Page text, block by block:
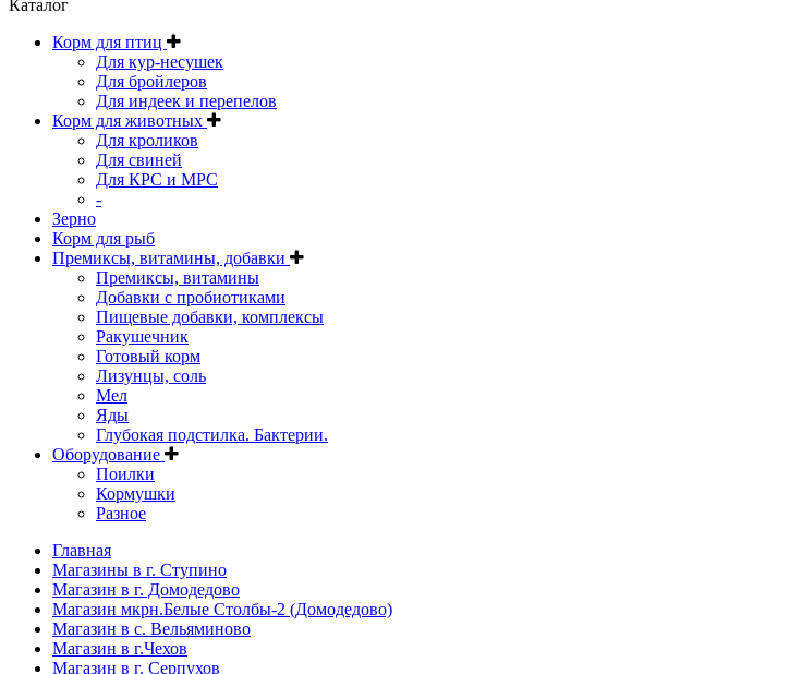
Каталог
Корм для птиц
Для кур-несушек
Для бройлеров
Для индеек и перепелов
Корм для животных
Для кроликов
Для свиней
Для КРС и МРС
-
Зерно
Корм для рыб
Премиксы, витамины, добавки
Премиксы, витамины
Добавки с пробиотиками
Пищевые добавки, комплексы
Ракушечник
Готовый корм
Лизунцы, соль
Мел
Яды
Глубокая подстилка. Бактерии.
Оборудование
Поилки
Кормушки
Разное
Главная
Магазины в г. Ступино
Магазин в г. Домодедово
Магазин мкрн.Белые Столбы-2 (Домодедово)
Магазин в с. Вельяминово
Магазин в г.Чехов
Магазин в г. Серпухов